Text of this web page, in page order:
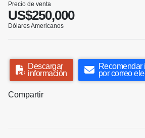
Precio de venta
US$250,000
Dólares Americanos
Descargar
información
Recomendar
por correo
Compartir